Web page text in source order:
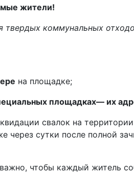
жители!
коммунальных
на площадке;
площадках— их
свалок на
сутки после полной
чтобы каждый житель